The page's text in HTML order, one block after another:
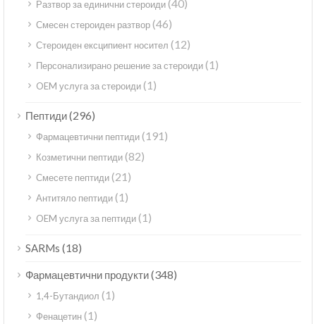
Разтвор за единични стероиди(40)
Смесен стероиден разтвор(46)
Стероиден ексципиент носител (12)
Персонализирано решение за стероиди(1)
OEM услуга за стероиди(1)
Пептиди(296)
Фармацевтични пептиди(191)
Козметични пептиди(82)
Смесете пептиди(21)
Антитяло пептиди(1)
OEM услуга за пептиди(1)
SARMs (18)
Фармацевтични продукти(348)
1,4-Бутандиол (1)
Фенацетин(1)